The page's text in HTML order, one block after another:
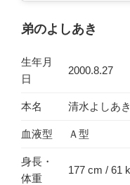
弟のよしあき
生年月
日
2000.8.27
本名 清水よしあき
血液型 Ａ型
身長・
体重
177 cm / 61